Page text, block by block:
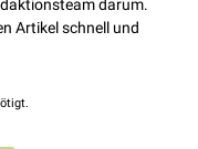
darum.
Artikel schnell und